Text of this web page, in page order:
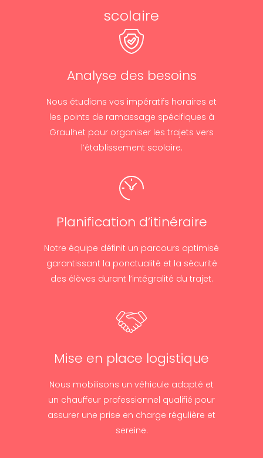
scolaire
Analyse des besoins
Nous étudions vos impératifs horaires et
les points de ramassage spécifiques à
Graulhet pour organiser les trajets vers
l’établissement scolaire.
Planification d’itinéraire
Notre équipe définit un parcours optimisé
garantissant la ponctualité et la sécurité
des élèves durant l’intégralité du trajet.
Mise en place logistique
Nous mobilisons un véhicule adapté et
un chauffeur professionnel qualifié pour
assurer une prise en charge régulière et
sereine.